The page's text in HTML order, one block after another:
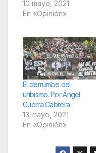
10 mayo, 2021
En «Opinión»
El derrumbe del
uribismo. Por Ángel
Guerra Cabrera
13 mayo, 2021
En «Opinión»